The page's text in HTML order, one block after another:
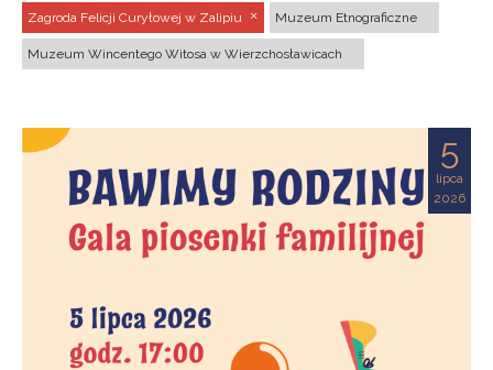
Zagroda Felicji Curyłowej w Zalipiu Muzeum Etnograficzne
Muzeum Wincentego Witosa w Wierzchosławicach
5
lipca
2026